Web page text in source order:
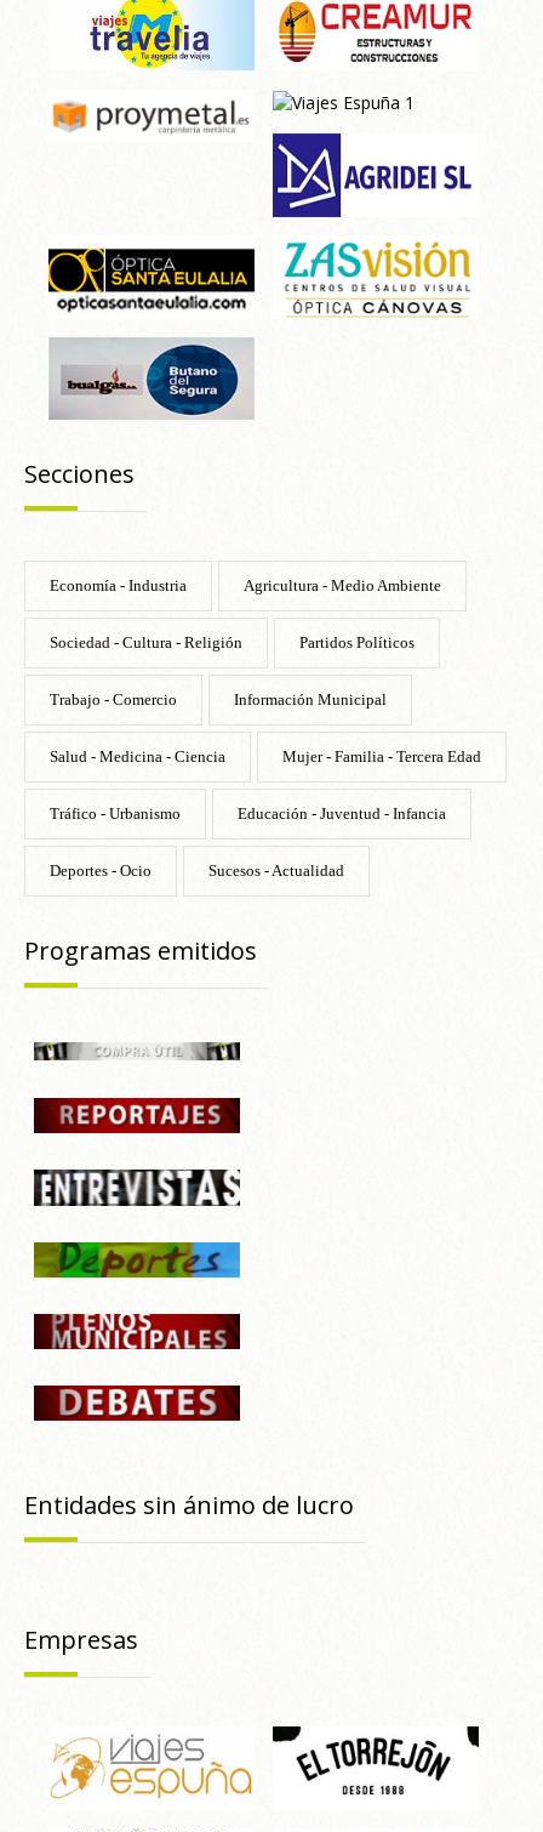
Secciones
Economía - Industria Agricultura - Medio Ambiente
Sociedad - Cultura - Religión Partidos Políticos
Trabajo - Comercio Información Municipal
Salud - Medicina - Ciencia Mujer - Familia - Tercera Edad
Tráfico - Urbanismo Educación - Juventud - Infancia
Deportes - Ocio Sucesos - Actualidad
Programas emitidos
Entidades sin ánimo de lucro
Empresas